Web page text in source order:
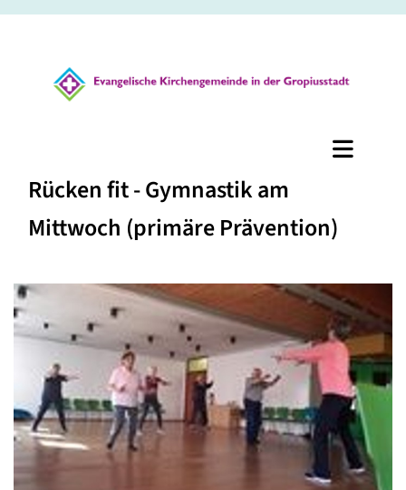
Rücken fit - Gymnastik am
Mittwoch (primäre Prävention)